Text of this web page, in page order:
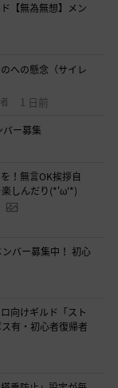
【無為無想】メン
への懸念（サイレ
1 日前
バー募集
！無言OK挨拶自
楽しんだり(*'ω'*)
バー募集中！ 初心
向けギルド「スト
有・初心者復帰者